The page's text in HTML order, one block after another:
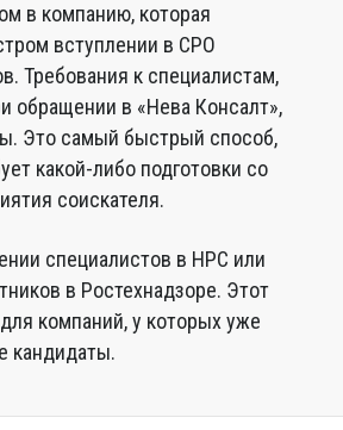
в компанию, которая
вступлении в СРО
Требования к специалистам,
обращении в «Нева Консалт»,
Это самый быстрый способ,
какой-либо подготовки со
соискателя.
специалистов в НРС или
в Ростехнадзоре. Этот
компаний, у которых уже
кандидаты.